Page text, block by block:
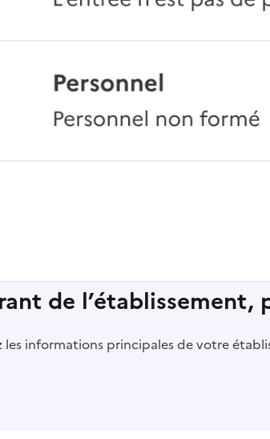
de
les informations principales de votre